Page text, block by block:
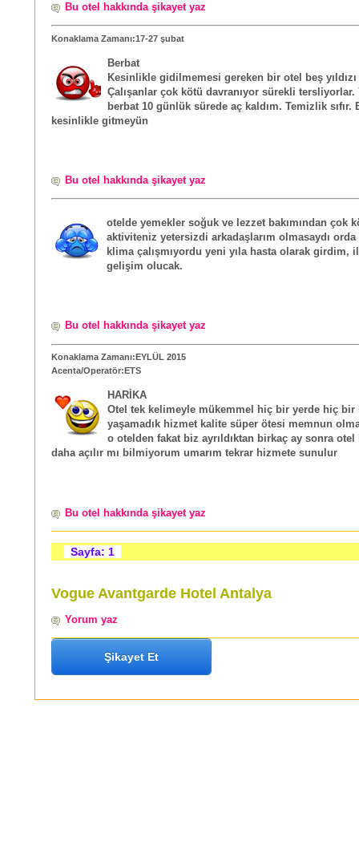
Bu otel hakkında şikayet yaz
Konaklama Zamanı:17-27 şubat
Berbat
Kesinlikle gidilmemesi gereken bir otel beş
Çalışanlar çok kötü davranıyor sürekli tersliyorlar.
berbat 10 günlük sürede aç kaldım. Temizlik sıfır.
kesinlikle gitmeyün
Bu otel hakkında şikayet yaz
otelde yemekler soğuk ve lezzet bakımından çok
aktiviteniz yetersizdi arkadaşlarım olmasaydı orda
klima çalışmıyordu yeni yıla hasta olarak girdim,
gelişim olucak.
Bu otel hakkında şikayet yaz
Konaklama Zamanı:EYLÜL 2015
Acenta/Operatör:ETS
HARİKA
Otel tek kelimeyle mükemmel hiç bir yerde hiç bir
yaşamadık hizmet kalite süper ötesi memnun
o otelden fakat biz ayrıldıktan birkaç ay sonra otel
daha açılır mı bilmiyorum umarım tekrar hizmete sunulur
Bu otel hakkında şikayet yaz
Sayfa: 1
Vogue Avantgarde Hotel Antalya
Yorum yaz
Şikayet Et